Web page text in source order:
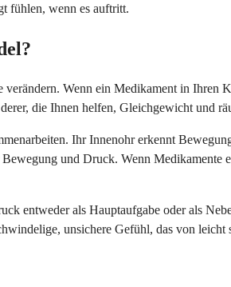
fühlen, wenn es auftritt.
Wenn ein Medikament in Ihren
die Ihnen helfen, Gleichgewicht und
Ihr Innenohr erkennt
und Druck. Wenn Medikamente
entweder als Hauptaufgabe oder als
unsichere Gefühl, das von